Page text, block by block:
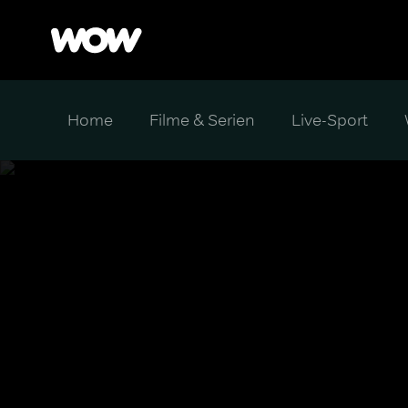
Home Filme & Serien Live-Sport